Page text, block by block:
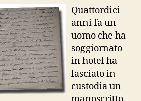
di
un
ricevimento
Quattordici
anni fa un
uomo che ha
soggiornato
in hotel ha
lasciato in
custodia un